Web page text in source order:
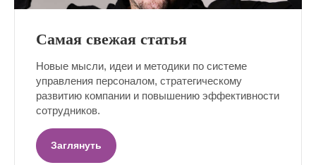
Самая свежая статья
Новые мысли, идеи и методики по системе
управления персоналом, стратегическому
развитию компании и повышению эффективности
сотрудников.
Заглянуть